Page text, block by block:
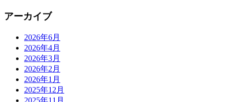
アーカイブ
2026年6月
2026年4月
2026年3月
2026年2月
2026年1月
2025年12月